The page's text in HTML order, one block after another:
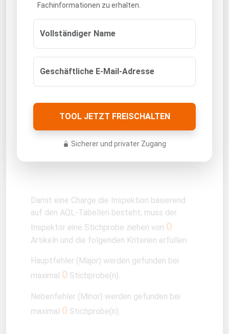
Fachinformationen zu erhalten.
Vollständiger Name
Geschäftliche E-Mail-Adresse
TOOL JETZT FREISCHALTEN
Sicherer und privater Zugang
Major Defects
Minor Defects
Normal Letter
Damit eine Charge die Inspektion basierend
auf den AQL-Tabellen besteht, muss der
Inspektor eine Stichprobe ziehen von 0
Artikeln und die folgenden Kriterien erfüllen:
Hauptfehler (Major) werden gefunden bei
maximal 0 Stichprobe(n).
Nebenfehler (Minor) werden gefunden bei
maximal 0 Stichprobe(n).